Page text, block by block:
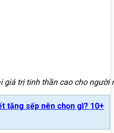
giá trị tinh thần cao cho người
tặng sếp nên chọn gì? 10+